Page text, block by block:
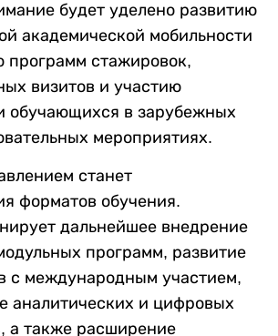
будет уделено развитию
академической мобильности
стажировок,
визитов и участию
обучающихся в зарубежных
мероприятиях.
станет
форматов обучения.
дальнейшее внедрение
программ, развитие
с международным участием,
аналитических и цифровых
а также расширение